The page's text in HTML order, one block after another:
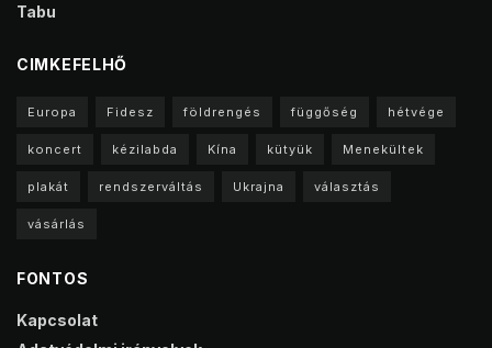
Tabu
CIMKEFELHŐ
Europa Fidesz földrengés függőség hétvége
koncert kézilabda Kína kütyük Menekültek
plakát rendszerváltás Ukrajna választás
vásárlás
FONTOS
Kapcsolat